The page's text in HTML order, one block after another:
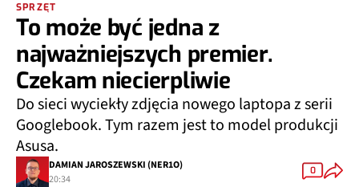
SPRZĘT
To może być jedna z
najważniejszych premier.
Czekam niecierpliwie
Do sieci wyciekły zdjęcia nowego laptopa z serii
Googlebook. Tym razem jest to model produkcji
Asusa.
DAMIAN JAROSZEWSKI (NER1O)
20:34
0